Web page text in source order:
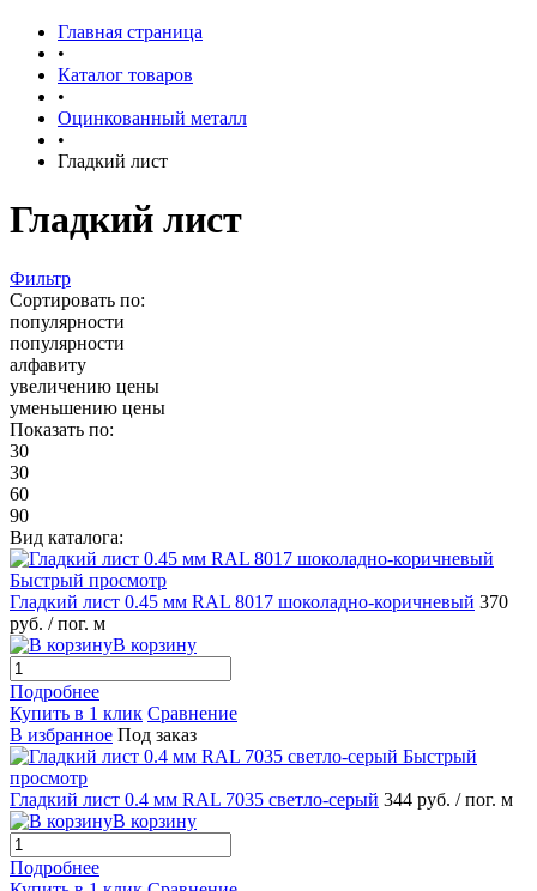
Главная страница
•
Каталог товаров
•
Оцинкованный металл
•
Гладкий лист
Гладкий лист
Фильтр
Сортировать по:
популярности
популярности
алфавиту
увеличению цены
уменьшению цены
Показать по:
30
30
60
90
Вид каталога:
Быстрый просмотр
Гладкий лист 0.45 мм RAL 8017 шоколадно-коричневый 370
руб. / пог. м
В корзину
Подробнее
Купить в 1 клик Сравнение
В избранное Под заказ
Быстрый
просмотр
Гладкий лист 0.4 мм RAL 7035 светло-серый 344 руб. / пог. м
В корзину
Подробнее